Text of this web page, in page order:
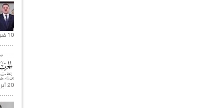
10 فبراير 2021 |
20 أبريل 2021 |